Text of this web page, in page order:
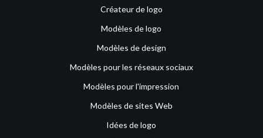
Créateur de logo
Modèles de logo
Modèles de design
Modèles pour les réseaux sociaux
Modèles pour l'impression
Modèles de sites Web
Idées de logo